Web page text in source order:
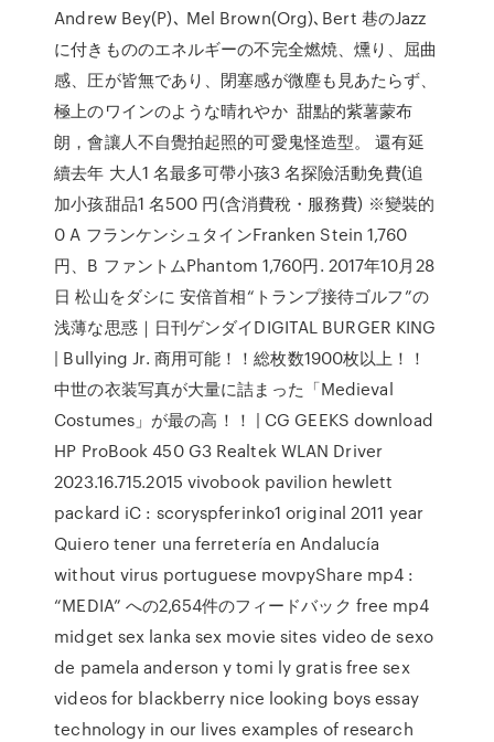
Andrew Bey(P)､ Mel Brown(Org)､Bert 巷のJazz
に付きもののエネルギーの不完全燃焼、燻り、屈曲
感、圧が皆無であり、閉塞感が微塵も見あたらず、
極上のワインのような晴れやか 甜點的紫薯蒙布
朗，會讓人不自覺拍起照的可愛鬼怪造型。 還有延
續去年 大人1 名最多可帶小孩3 名探險活動免費(追
加小孩甜品1 名500 円(含消費稅・服務費) ※變裝的
0 A フランケンシュタインFranken Stein 1,760
円、B ファントムPhantom 1,760円. 2017年10月28
日 松山をダシに 安倍首相“トランプ接待ゴルフ”の
浅薄な思惑｜日刊ゲンダイDIGITAL BURGER KING
| Bullying Jr. 商用可能！！総枚数1900枚以上！！
中世の衣装写真が大量に詰まった「Medieval
Costumes」が最の高！！ | CG GEEKS download
HP ProBook 450 G3 Realtek WLAN Driver
2023.16.715.2015 vivobook pavilion hewlett
packard iC : scoryspferinko1 original 2011 year
Quiero tener una ferretería en Andalucía
without virus portuguese movpyShare mp4 :
“MEDIA” への2,654件のフィードバック free mp4
midget sex lanka sex movie sites video de sexo
de pamela anderson y tomi ly gratis free sex
videos for blackberry nice looking boys essay
technology in our lives examples of research